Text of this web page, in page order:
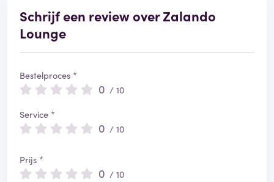
Schrijf een review over Zalando
Lounge
Bestelproces *
0 / 10
Service *
0 / 10
Prijs *
0 / 10